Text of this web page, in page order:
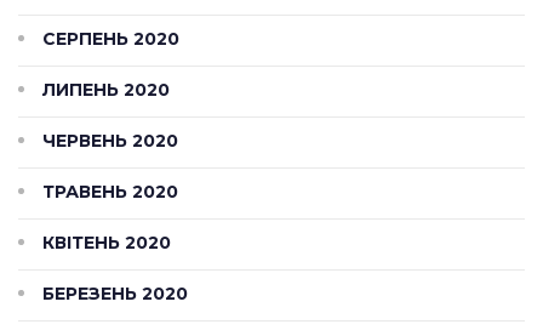
СЕРПЕНЬ 2020
ЛИПЕНЬ 2020
ЧЕРВЕНЬ 2020
ТРАВЕНЬ 2020
КВІТЕНЬ 2020
БЕРЕЗЕНЬ 2020